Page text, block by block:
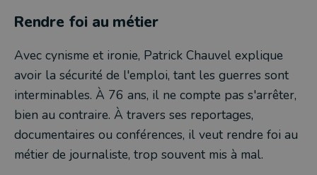
Rendre foi au métier
Avec cynisme et ironie, Patrick Chauvel explique
avoir la sécurité de l'emploi, tant les guerres sont
interminables. À 76 ans, il ne compte pas s'arrêter,
bien au contraire. À travers ses reportages,
documentaires ou conférences, il veut rendre foi au
métier de journaliste, trop souvent mis à mal.